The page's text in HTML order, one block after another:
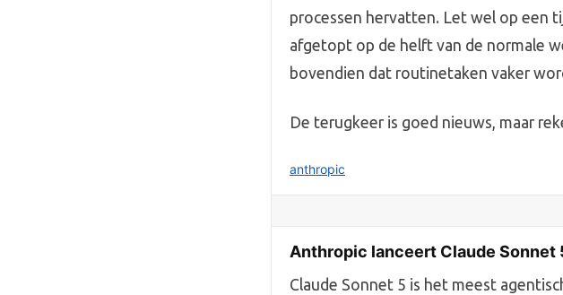
processen hervatten. Let wel op een
afgetopt op de helft van de normale
bovendien dat routinetaken vaker
De terugkeer is goed nieuws, maar
anthropic
Anthropic lanceert Claude Sonnet
Claude Sonnet 5 is het meest